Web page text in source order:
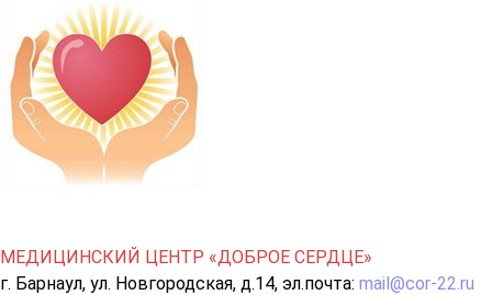
МЕДИЦИНСКИЙ ЦЕНТР «ДОБРОЕ СЕРДЦЕ»
г. Барнаул, ул. Новгородская, д.14, эл.почта: mail@cor-22.ru